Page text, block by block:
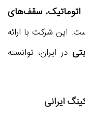
، سقف‌های
این شرکت با ارائه
در ایران، توانسته
ایرانی